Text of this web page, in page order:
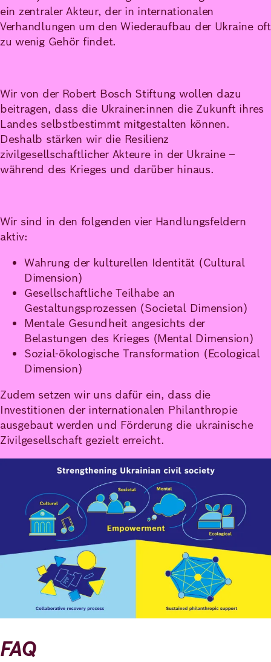
ein zentraler Akteur, der in internationalen
Verhandlungen um den Wiederaufbau der Ukraine oft
zu wenig Gehör findet.
Wir von der Robert Bosch Stiftung wollen dazu
beitragen, dass die Ukrainer:innen die Zukunft ihres
Landes selbstbestimmt mitgestalten können.
Deshalb stärken wir die Resilienz
zivilgesellschaftlicher Akteure in der Ukraine –
während des Krieges und darüber hinaus.
Wir sind in den folgenden vier Handlungsfeldern
aktiv:
Wahrung der kulturellen Identität (Cultural
Dimension)
Gesellschaftliche Teilhabe an
Gestaltungsprozessen (Societal Dimension)
Mentale Gesundheit angesichts der
Belastungen des Krieges (Mental Dimension)
Sozial-ökologische Transformation (Ecological
Dimension)
Zudem setzen wir uns dafür ein, dass die
Investitionen der internationalen Philanthropie
ausgebaut werden und Förderung die ukrainische
Zivilgesellschaft gezielt erreicht.
FAQ